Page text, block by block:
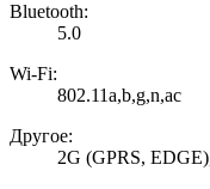
Bluetooth:
5.0
Wi-Fi:
802.11a,b,g,n,ac
Другое:
2G (GPRS,